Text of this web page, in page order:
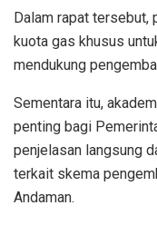
Dalam rapat tersebut,
kuota gas khusus
mendukung
Sementara itu,
penting bagi
penjelasan langsung
terkait skema
Andaman.